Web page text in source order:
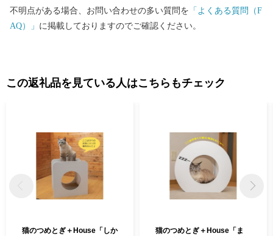
不明点がある場合、お問い合わせの多い質問を 「よくある質問（F
AQ）」 に掲載しておりますのでご確認ください。
この返礼品を見ている人はこちらもチェック
猫のつめとぎ＋House「しか
猫のつめとぎ＋House「ま